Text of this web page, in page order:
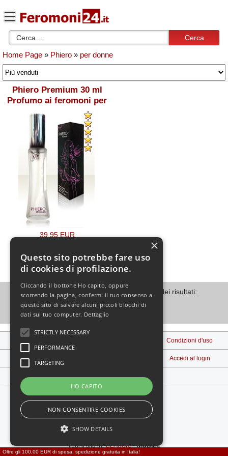
Cerca
Home Page » Phiero » per donne
Phiero Premium 30 ml
Profumo ai feromoni per
39,95 EUR
(Prezzo base: 133,17 EUR/100 ml )
Visualizzati (di 1 prodotti) Pagina dei risultati:
Condizioni d'uso
Contattaci Accedi al login
Diritto di recesso
Vedi il sito in: -MOBILE
Oltre gli 100,00 EUR di spesa, spedizione gratuita in Italia!
Questo sito potrebbe fare uso
di cookies di profilazione.
Cliccando il bottone Ho capito, oppure
scorrendo la pagina, confermi il tuo consenso a
questo sito di salvare alcuni piccoli blocchi di
dati sul tuo computer. Dettaglio
STRICTLY NECESSARY
PERFORMANCE
TARGETING
HO CAPITO
NON CONSENTIRE COOKIES
SHOW DETAILS
×